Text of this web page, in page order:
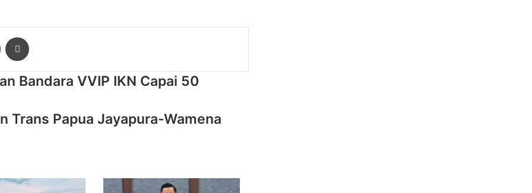
Share via Email
Bandara VVIP IKN Capai 50
Trans Papua Jayapura-Wamena